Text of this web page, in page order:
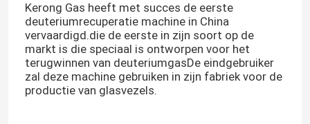
Kerong Gas heeft met succes de eerste
deuteriumrecuperatie machine in China
vervaardigd.die de eerste in zijn soort op de
markt is die speciaal is ontworpen voor het
terugwinnen van deuteriumgasDe eindgebruiker
zal deze machine gebruiken in zijn fabriek voor de
productie van glasvezels.